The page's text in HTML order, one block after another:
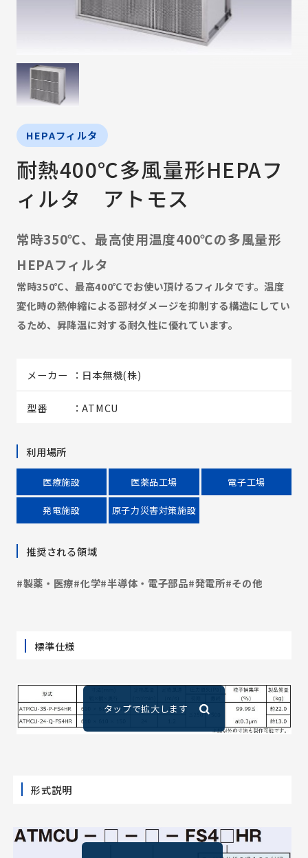
HEPAフィルタ
耐熱400℃多風量形HEPAフ
ィルタ アトモス
常時350℃、最高使用温度400℃の多風量形
HEPAフィルタ
常時350℃、最高400℃でお使い頂けるフィルタです。温度
変化時の熱伸縮による部材ダメージを抑制する構造にしてい
るため、昇降温に対する耐久性に優れています。
メーカー 日本無機(株)
型番 ATMCU
利用場所
医療施設 医薬品工場 電子工場
発電施設 原子力災害対策施設
推奨される領域
#製薬・医療#化学#半導体・電子部品#発電所#その他
標準仕様
形式説明